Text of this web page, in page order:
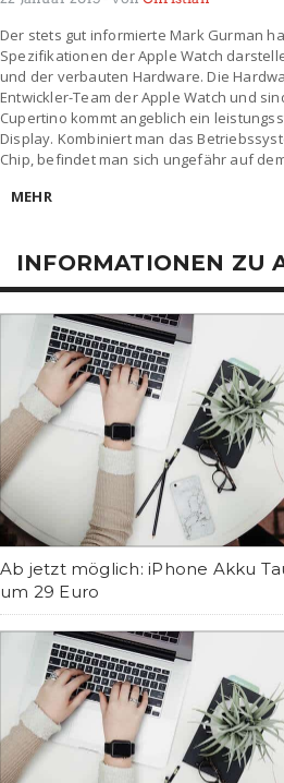
Der stets gut informierte Mark Gurman
Spezifikationen der Apple Watch
und der verbauten Hardware. Die
Entwickler-Team der Apple Watch und
Cupertino kommt angeblich ein
Display. Kombiniert man das
Chip, befindet man sich ungefähr auf
MEHR
INFORMATIONEN ZU
Ab jetzt möglich: iPhone Akku
um 29 Euro